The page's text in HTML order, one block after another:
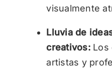
visualmente
Lluvia de
creativos:Los
artistas y